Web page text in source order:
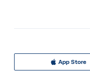
App Store